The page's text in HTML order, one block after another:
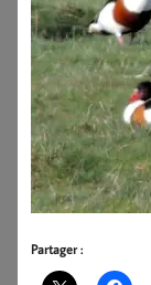
Partager :